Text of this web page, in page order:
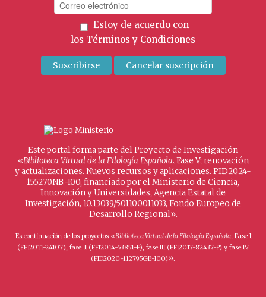
Estoy de acuerdo con
los Términos y Condiciones
Este portal forma parte del Proyecto de Investigación
«Biblioteca Virtual de la Filología Española. Fase V: renovación
y actualizaciones. Nuevos recursos y aplicaciones. PID2024-
155270NB-I00, financiado por el Ministerio de Ciencia,
Innovación y Universidades, Agencia Estatal de
Investigación, 10.13039/501100011033, Fondo Europeo de
Desarrollo Regional».
Es continuación de los proyectos «Biblioteca Virtual de la Filología Española. Fase I
(FFI2011-24107), fase II (FFI2014-53851-P), fase III (FFI2017-82437-P) y fase IV
(PID2020-112795GB-I00)».